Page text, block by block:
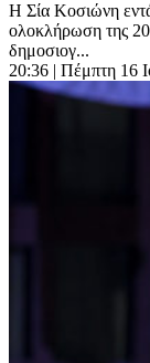
Η Σία Κοσιώνη
ολοκλήρωση της
δημοσιογ...
20:36 | Πέμπτη 16